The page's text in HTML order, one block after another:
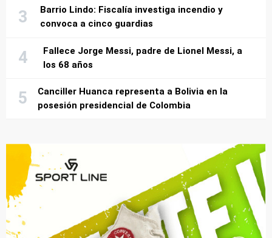
Barrio Lindo: Fiscalía investiga incendio y
convoca a cinco guardias
Fallece Jorge Messi, padre de Lionel Messi, a
los 68 años
Canciller Huanca representa a Bolivia en la
posesión presidencial de Colombia